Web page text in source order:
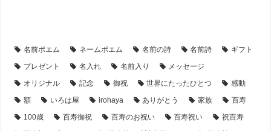
名前ポエム ネームポエム 名前の詩 名前詩
ギフト
プレゼント
名入れ 名前入り
メッセージ
オリジナル
記念 御祝 世界にたったひとつ
感動
額
いろは屋 irohaya ありがとう 家族
百寿
100歳
百寿御祝 百寿のお祝い 百寿祝い
祝百寿